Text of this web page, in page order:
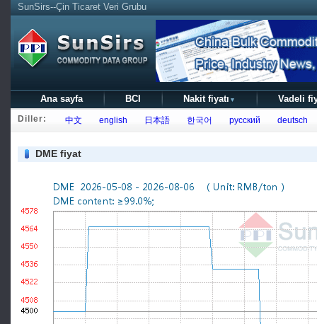
SunSirs--Çin Ticaret Veri Grubu
Ana sayfa BCI Nakit fiyatı ▼ Vadeli
Diller: 中文 english 日本語 한국어 русский deutsch
DME fiyat